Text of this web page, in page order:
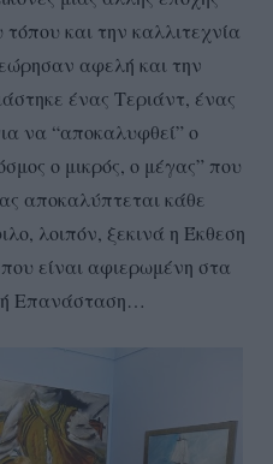
και την καλλιτεχνία
αφελή και την
ένας Τεριάντ, ένας
να “αποκαλυφθεί” ο
ο μικρός, ο μέγας” που
αποκαλύπτεται κάθε
λοιπόν, ξεκινά η Έκθεση
είναι αφιερωμένη στα
Επανάσταση…